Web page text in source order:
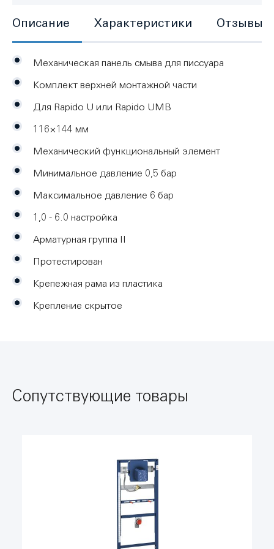
Описание
Механическая панель смыва для писсуара
Комплект верхней монтажной части
Для Rapido U или Rapido UMB
116×144 мм
Механический функциональный элемент
Минимальное давление 0,5 бар
Максимальное давление 6 бар
1,0 - 6.0 настройка
Арматурная группа II
Протестирован
Крепежная рама из пластика
Крепление скрытое
Характеристики Отзывы
Сопутствующие товары